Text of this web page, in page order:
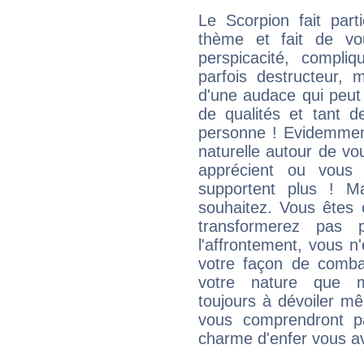
Le Scorpion fait
thème et fait de
perspicacité,
parfois destructeur,
d'une audace qui
de qualités et tant
personne !
naturelle autour de
apprécient ou
supportent plus !
souhaitez. Vous
transformerez
l'affrontement, vous
votre façon de
votre nature que
toujours à dévoiler
vous comprendront
charme d'enfer vous